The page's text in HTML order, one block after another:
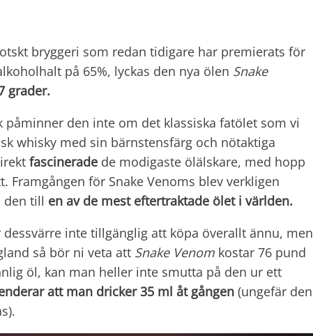
bryggeri som redan tidigare har premierats för
på 65%, lyckas den nya ölen Snake
grader.
påminner den inte om det klassiska fatölet som vi
whisky med sin bärnstensfärg och nötaktiga
fascinerade de modigaste ölälskare, med hopp
Framgången för Snake Venoms blev verkligen
den till en av de mest eftertraktade ölet i världen.
inte tillgänglig att köpa överallt ännu, men
så bör ni veta att Snake Venom kostar 76 pund
öl, kan man heller inte smutta på den ur ett
att man dricker 35 ml åt gången (ungefär den